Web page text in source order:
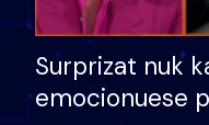
Surprizat nuk
emocionuese